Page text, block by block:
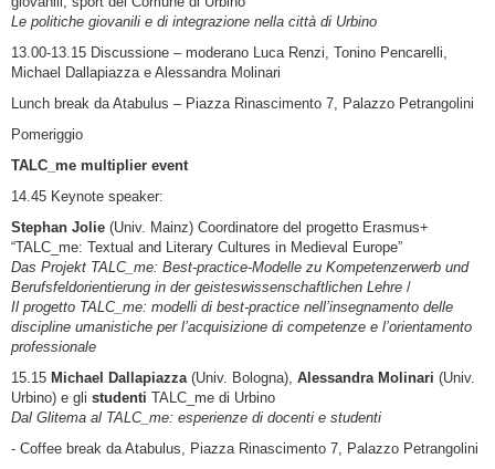
Le politiche giovanili e di integrazione nella città di Urbino
13.00-13.15 Discussione – moderano Luca Renzi, Tonino Pencarelli,
Michael Dallapiazza e Alessandra Molinari
Lunch break da Atabulus – Piazza Rinascimento 7, Palazzo Petrangolini
Pomeriggio
TALC_me multiplier event
14.45 Keynote speaker:
Stephan Jolie (Univ. Mainz) Coordinatore del progetto Erasmus+
“TALC_me: Textual and Literary Cultures in Medieval Europe”
Das Projekt TALC_me: Best-practice-Modelle zu Kompetenzerwerb und
Berufsfeldorientierung in der geisteswissenschaftlichen Lehre /
Il progetto TALC_me: modelli di best-practice nell’insegnamento delle
discipline umanistiche per l’acquisizione di competenze e l’orientamento
professionale
15.15 Michael Dallapiazza (Univ. Bologna), Alessandra Molinari (Univ.
Urbino) e gli studenti TALC_me di Urbino
Dal Glitema al TALC_me: esperienze di docenti e studenti
- Coffee break da Atabulus, Piazza Rinascimento 7, Palazzo Petrangolini